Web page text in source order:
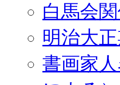
白馬会
明治大
書画家